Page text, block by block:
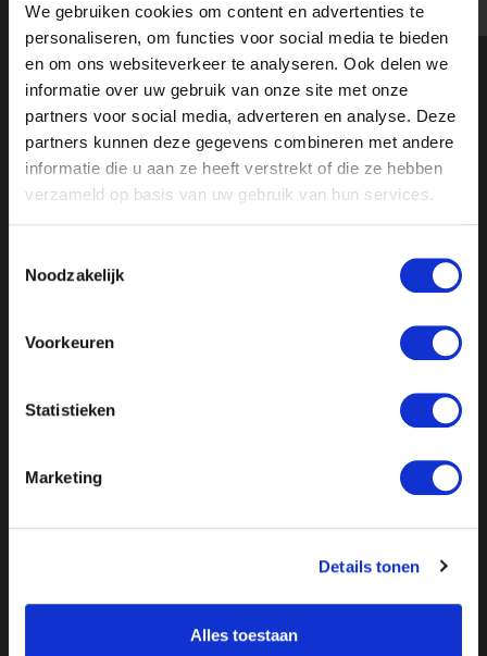
We gebruiken cookies om content en advertenties te
personaliseren, om functies voor social media te bieden
en om ons websiteverkeer te analyseren. Ook delen we
informatie over uw gebruik van onze site met onze
partners voor social media, adverteren en analyse. Deze
partners kunnen deze gegevens combineren met andere
informatie die u aan ze heeft verstrekt of die ze hebben
verzameld op basis van uw gebruik van hun services.
Noodzakelijk
Voorkeuren
Statistieken
Marketing
Details tonen
Alles toestaan
Sietske Bergsma.
Wat zegt deze uitspraak over de ruimte voor
activisme in Nederland?
Kijk de uitzending